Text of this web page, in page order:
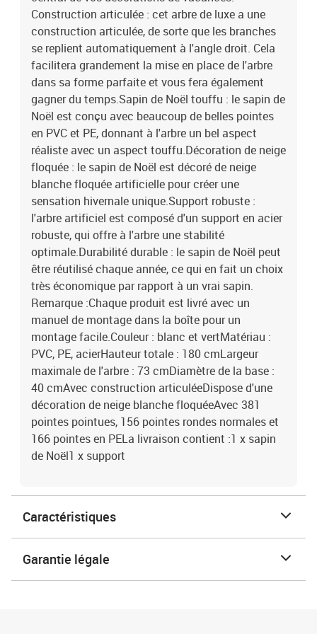
Construction articulée : cet arbre de luxe a une
construction articulée, de sorte que les branches
se replient automatiquement à l'angle droit. Cela
facilitera grandement la mise en place de l'arbre
dans sa forme parfaite et vous fera également
gagner du temps.Sapin de Noël touffu : le sapin de
Noël est conçu avec beaucoup de belles pointes
en PVC et PE, donnant à l'arbre un bel aspect
réaliste avec un aspect touffu.Décoration de neige
floquée : le sapin de Noël est décoré de neige
blanche floquée artificielle pour créer une
sensation hivernale unique.Support robuste :
l'arbre artificiel est composé d'un support en acier
robuste, qui offre à l'arbre une stabilité
optimale.Durabilité durable : le sapin de Noël peut
être réutilisé chaque année, ce qui en fait un choix
très économique par rapport à un vrai sapin.
Remarque :Chaque produit est livré avec un
manuel de montage dans la boîte pour un
montage facile.Couleur : blanc et vertMatériau :
PVC, PE, acierHauteur totale : 180 cmLargeur
maximale de l'arbre : 73 cmDiamètre de la base :
40 cmAvec construction articuléeDispose d'une
décoration de neige blanche floquéeAvec 381
pointes pointues, 156 pointes rondes normales et
166 pointes en PELa livraison contient :1 x sapin
de Noël1 x support
Caractéristiques
Garantie légale